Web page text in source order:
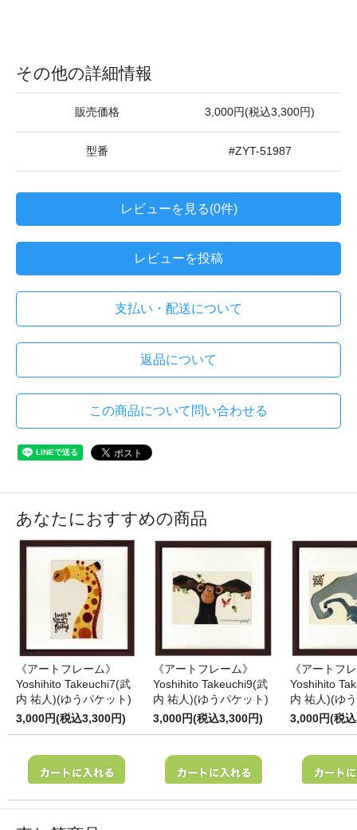
その他の詳細情報
販売価格 3,000円(税込3,300円)
型番 #ZYT-51987
レビューを見る(0件)
レビューを投稿
支払い・配送について
返品について
この商品について問い合わせる
あなたにおすすめの商品
《アートフレーム》
Yoshihito Takeuchi7(武
内 祐人)(ゆうパケット)
3,000円(税込3,300円)
《アートフレーム》
Yoshihito Takeuchi9(武
内 祐人)(ゆうパケット)
3,000円(税込3,300円)
《アートフ
Yoshihito
内 祐人)(ゆ
3,000円(税